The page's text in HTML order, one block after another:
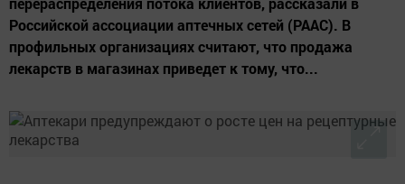
Российской ассоциации аптечных сетей (РААС). В
профильных организациях считают, что продажа
лекарств в магазинах приведет к тому, что...